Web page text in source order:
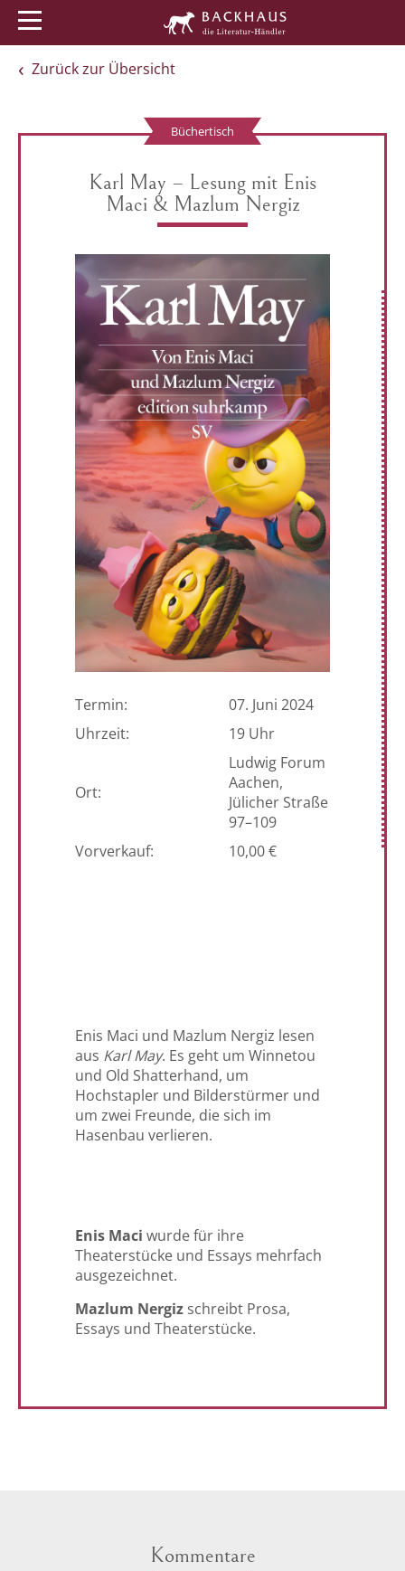
Zurück zur Übersicht
Büchertisch
Karl May – Lesung mit Enis
Maci & Mazlum Nergiz
Termin:
07. Juni 2024
Uhrzeit:
19 Uhr
Ort:
Ludwig Forum
Aachen,
Jülicher Straße
97–109
Vorverkauf:
10,00 €
Enis Maci und Mazlum Nergiz lesen
aus Karl May. Es geht um Winnetou
und Old Shatterhand, um
Hochstapler und Bilderstürmer und
um zwei Freunde, die sich im
Hasenbau verlieren.
Enis Maci wurde für ihre
Theaterstücke und Essays mehrfach
ausgezeichnet.
Mazlum Nergiz schreibt Prosa,
Essays und Theaterstücke.
Kommentare